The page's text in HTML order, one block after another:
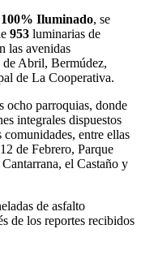
Iluminado, se
953 luminarias de
las avenidas
Abril, Bermúdez,
de La Cooperativa.
ocho parroquias, donde
integrales dispuestos
entre ellas
de Febrero, Parque
el Castaño y
de asfalto
de los reportes recibidos